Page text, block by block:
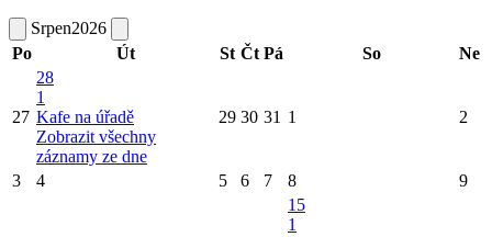
Srpen2026
Po
Út St Čt Pá So Ne
27
28
1
Kafe na úřadě
Zobrazit všechny
záznamy ze dne
29 30 31 1 2
3 4 5 6 7 8 9
15
1